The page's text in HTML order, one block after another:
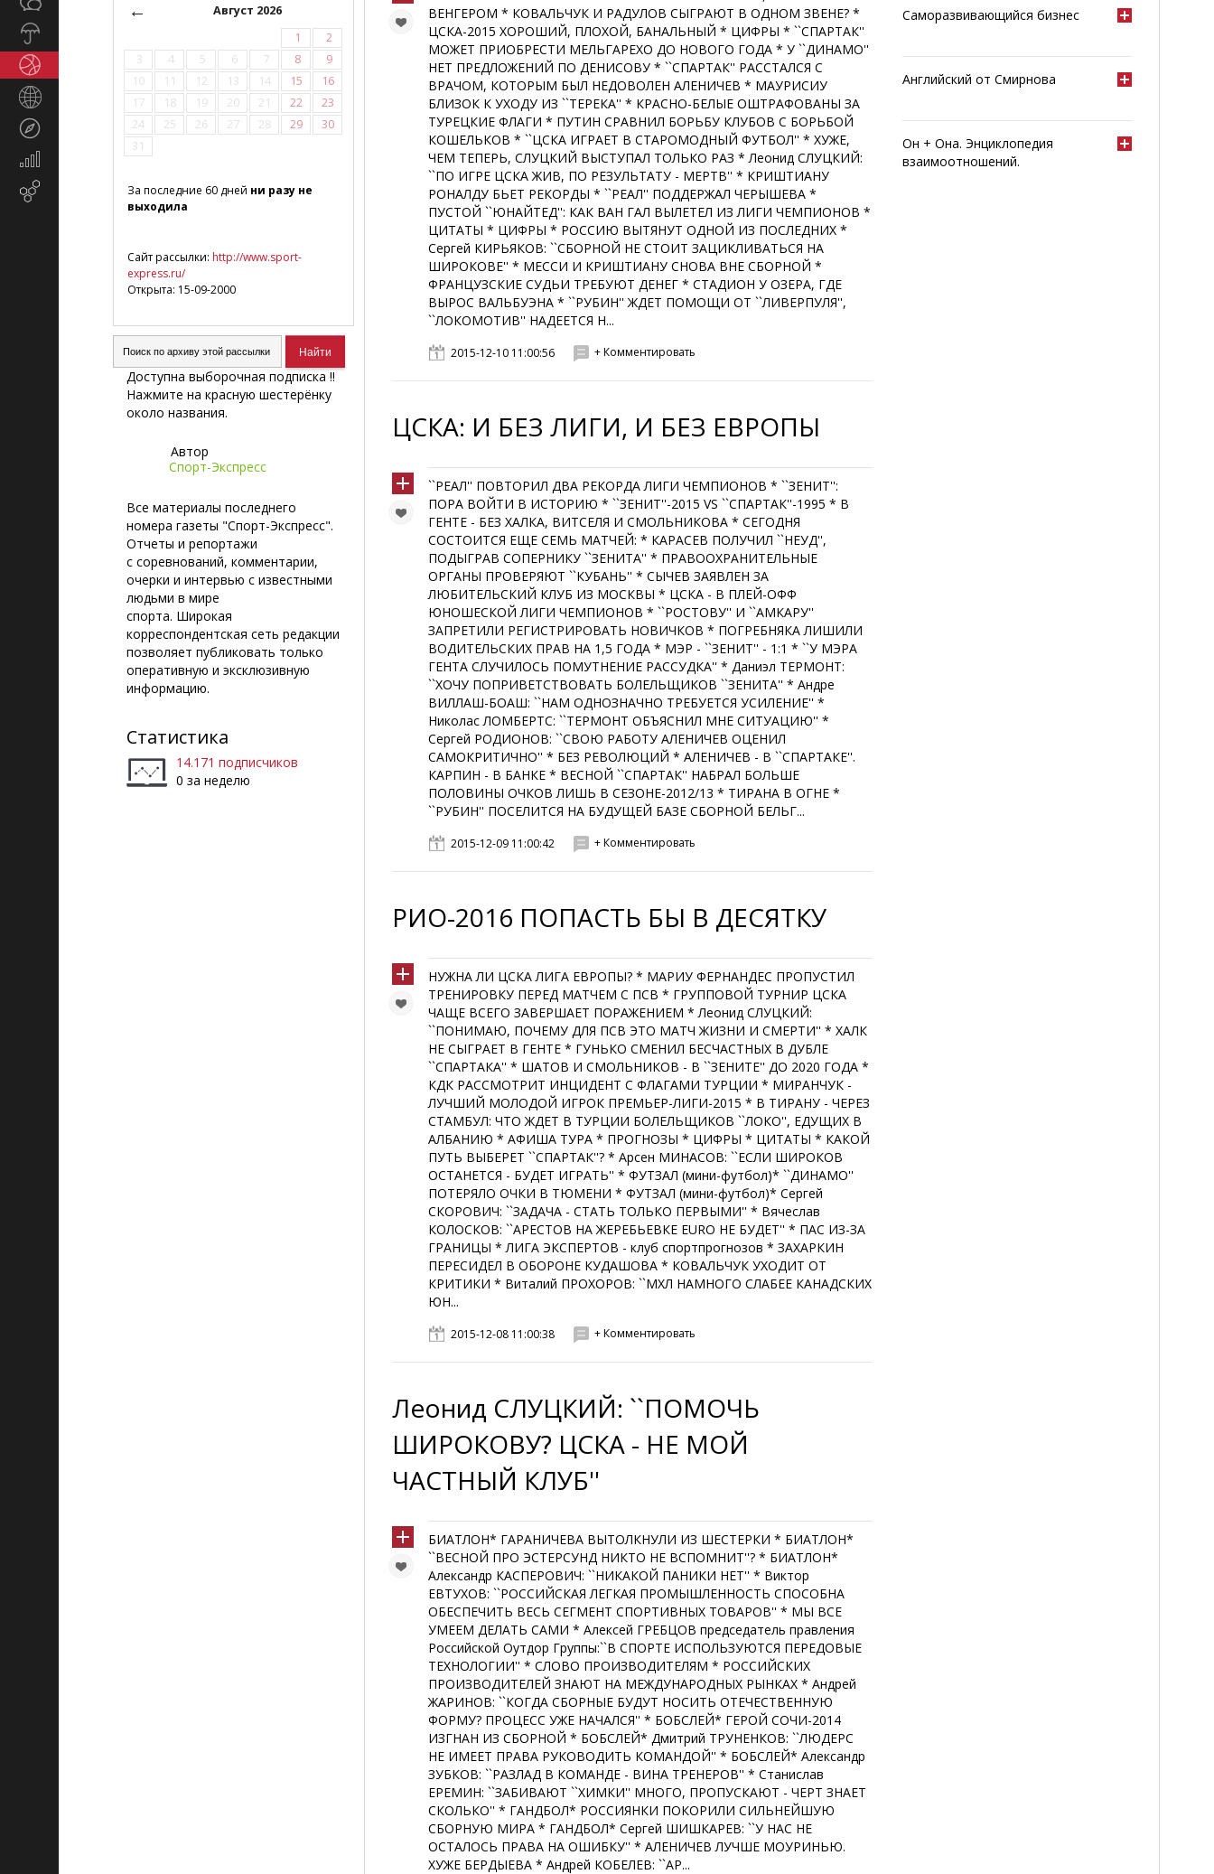
Экономика
маркетинг
←
Август 2026
1
2
3
4 5 6 7 8
9
10
11 12 13 14 15
16
17
18 19 20 21 22
23
24
25 26 27 28 29
30
31
За последние 60 дней ни разу не
выходила
Сайт рассылки: http://www.sport-
express.ru/
Открыта: 15-09-2000
Доступна выборочная подписка !!
Нажмите на красную шестерёнку
около названия.
Автор
Спорт-Экспресс
Все материалы последнего
номера газеты "Спорт-Экспресс".
Отчеты и репортажи
с соревнований, комментарии,
очерки и интервью с известными
людьми в мире
спорта. Широкая
корреспондентская сеть редакции
позволяет публиковать только
оперативную и эксклюзивную
информацию.
Статистика
14.171 подписчиков
0 за неделю
ВЕНГЕРОМ * КОВАЛЬЧУК И РАДУЛОВ СЫГРАЮТ В ОДНОМ ЗВЕНЕ? *
ЦСКА-2015 ХОРОШИЙ, ПЛОХОЙ, БАНАЛЬНЫЙ * ЦИФРЫ * ``СПАРТАК''
МОЖЕТ ПРИОБРЕСТИ МЕЛЬГАРЕХО ДО НОВОГО ГОДА * У ``ДИНАМО''
НЕТ ПРЕДЛОЖЕНИЙ ПО ДЕНИСОВУ * ``СПАРТАК'' РАССТАЛСЯ С
ВРАЧОМ, КОТОРЫМ БЫЛ НЕДОВОЛЕН АЛЕНИЧЕВ * МАУРИСИУ
БЛИЗОК К УХОДУ ИЗ ``ТЕРЕКА'' * КРАСНО-БЕЛЫЕ ОШТРАФОВАНЫ ЗА
ТУРЕЦКИЕ ФЛАГИ * ПУТИН СРАВНИЛ БОРЬБУ КЛУБОВ С БОРЬБОЙ
КОШЕЛЬКОВ * ``ЦСКА ИГРАЕТ В СТАРОМОДНЫЙ ФУТБОЛ'' * ХУЖЕ,
ЧЕМ ТЕПЕРЬ, СЛУЦКИЙ ВЫСТУПАЛ ТОЛЬКО РАЗ * Леонид СЛУЦКИЙ:
``ПО ИГРЕ ЦСКА ЖИВ, ПО РЕЗУЛЬТАТУ - МЕРТВ'' * КРИШТИАНУ
РОНАЛДУ БЬЕТ РЕКОРДЫ * ``РЕАЛ'' ПОДДЕРЖАЛ ЧЕРЫШЕВА *
ПУСТОЙ ``ЮНАЙТЕД'': КАК ВАН ГАЛ ВЫЛЕТЕЛ ИЗ ЛИГИ ЧЕМПИОНОВ *
ЦИТАТЫ * ЦИФРЫ * РОССИЮ ВЫТЯНУТ ОДНОЙ ИЗ ПОСЛЕДНИХ *
Сергей КИРЬЯКОВ: ``СБОРНОЙ НЕ СТОИТ ЗАЦИКЛИВАТЬСЯ НА
ШИРОКОВЕ'' * МЕССИ И КРИШТИАНУ СНОВА ВНЕ СБОРНОЙ *
ФРАНЦУЗСКИЕ СУДЬИ ТРЕБУЮТ ДЕНЕГ * СТАДИОН У ОЗЕРА, ГДЕ
ВЫРОС ВАЛЬБУЭНА * ``РУБИН'' ЖДЕТ ПОМОЩИ ОТ ``ЛИВЕРПУЛЯ'',
``ЛОКОМОТИВ'' НАДЕЕТСЯ Н...
2015-12-10 11:00:56 + Комментировать
ЦСКА: И БЕЗ ЛИГИ, И БЕЗ ЕВРОПЫ
``РЕАЛ'' ПОВТОРИЛ ДВА РЕКОРДА ЛИГИ ЧЕМПИОНОВ * ``ЗЕНИТ'':
ПОРА ВОЙТИ В ИСТОРИЮ * ``ЗЕНИТ''-2015 VS ``СПАРТАК''-1995 * В
ГЕНТЕ - БЕЗ ХАЛКА, ВИТСЕЛЯ И СМОЛЬНИКОВА * СЕГОДНЯ
СОСТОИТСЯ ЕЩЕ СЕМЬ МАТЧЕЙ: * КАРАСЕВ ПОЛУЧИЛ ``НЕУД'',
ПОДЫГРАВ СОПЕРНИКУ ``ЗЕНИТА'' * ПРАВООХРАНИТЕЛЬНЫЕ
ОРГАНЫ ПРОВЕРЯЮТ ``КУБАНЬ'' * СЫЧЕВ ЗАЯВЛЕН ЗА
ЛЮБИТЕЛЬСКИЙ КЛУБ ИЗ МОСКВЫ * ЦСКА - В ПЛЕЙ-ОФФ
ЮНОШЕСКОЙ ЛИГИ ЧЕМПИОНОВ * ``РОСТОВУ'' И ``АМКАРУ''
ЗАПРЕТИЛИ РЕГИСТРИРОВАТЬ НОВИЧКОВ * ПОГРЕБНЯКА ЛИШИЛИ
ВОДИТЕЛЬСКИХ ПРАВ НА 1,5 ГОДА * МЭР - ``ЗЕНИТ'' - 1:1 * ``У МЭРА
ГЕНТА СЛУЧИЛОСЬ ПОМУТНЕНИЕ РАССУДКА'' * Даниэл ТЕРМОНТ:
``ХОЧУ ПОПРИВЕТСТВОВАТЬ БОЛЕЛЬЩИКОВ ``ЗЕНИТА'' * Андре
ВИЛЛАШ-БОАШ: ``НАМ ОДНОЗНАЧНО ТРЕБУЕТСЯ УСИЛЕНИЕ'' *
Николас ЛОМБЕРТС: ``ТЕРМОНТ ОБЪЯСНИЛ МНЕ СИТУАЦИЮ'' *
Сергей РОДИОНОВ: ``СВОЮ РАБОТУ АЛЕНИЧЕВ ОЦЕНИЛ
САМОКРИТИЧНО'' * БЕЗ РЕВОЛЮЦИЙ * АЛЕНИЧЕВ - В ``СПАРТАКЕ''.
КАРПИН - В БАНКЕ * ВЕСНОЙ ``СПАРТАК'' НАБРАЛ БОЛЬШЕ
ПОЛОВИНЫ ОЧКОВ ЛИШЬ В СЕЗОНЕ-2012/13 * ТИРАНА В ОГНЕ *
``РУБИН'' ПОСЕЛИТСЯ НА БУДУЩЕЙ БАЗЕ СБОРНОЙ БЕЛЬГ...
2015-12-09 11:00:42 + Комментировать
РИО-2016 ПОПАСТЬ БЫ В ДЕСЯТКУ
НУЖНА ЛИ ЦСКА ЛИГА ЕВРОПЫ? * МАРИУ ФЕРНАНДЕС ПРОПУСТИЛ
ТРЕНИРОВКУ ПЕРЕД МАТЧЕМ С ПСВ * ГРУППОВОЙ ТУРНИР ЦСКА
ЧАЩЕ ВСЕГО ЗАВЕРШАЕТ ПОРАЖЕНИЕМ * Леонид СЛУЦКИЙ:
``ПОНИМАЮ, ПОЧЕМУ ДЛЯ ПСВ ЭТО МАТЧ ЖИЗНИ И СМЕРТИ'' * ХАЛК
НЕ СЫГРАЕТ В ГЕНТЕ * ГУНЬКО СМЕНИЛ БЕСЧАСТНЫХ В ДУБЛЕ
``СПАРТАКА'' * ШАТОВ И СМОЛЬНИКОВ - В ``ЗЕНИТЕ'' ДО 2020 ГОДА *
КДК РАССМОТРИТ ИНЦИДЕНТ С ФЛАГАМИ ТУРЦИИ * МИРАНЧУК -
ЛУЧШИЙ МОЛОДОЙ ИГРОК ПРЕМЬЕР-ЛИГИ-2015 * В ТИРАНУ - ЧЕРЕЗ
СТАМБУЛ: ЧТО ЖДЕТ В ТУРЦИИ БОЛЕЛЬЩИКОВ ``ЛОКО'', ЕДУЩИХ В
АЛБАНИЮ * АФИША ТУРА * ПРОГНОЗЫ * ЦИФРЫ * ЦИТАТЫ * КАКОЙ
ПУТЬ ВЫБЕРЕТ ``СПАРТАК''? * Арсен МИНАСОВ: ``ЕСЛИ ШИРОКОВ
ОСТАНЕТСЯ - БУДЕТ ИГРАТЬ'' * ФУТЗАЛ (мини-футбол)* ``ДИНАМО''
ПОТЕРЯЛО ОЧКИ В ТЮМЕНИ * ФУТЗАЛ (мини-футбол)* Сергей
СКОРОВИЧ: ``ЗАДАЧА - СТАТЬ ТОЛЬКО ПЕРВЫМИ'' * Вячеслав
КОЛОСКОВ: ``АРЕСТОВ НА ЖЕРЕБЬЕВКЕ EURO НЕ БУДЕТ'' * ПАС ИЗ-ЗА
ГРАНИЦЫ * ЛИГА ЭКСПЕРТОВ - клуб спортпрогнозов * ЗАХАРКИН
ПЕРЕСИДЕЛ В ОБОРОНЕ КУДАШОВА * КОВАЛЬЧУК УХОДИТ ОТ
КРИТИКИ * Виталий ПРОХОРОВ: ``МХЛ НАМНОГО СЛАБЕЕ КАНАДСКИХ
ЮН...
2015-12-08 11:00:38 + Комментировать
Леонид СЛУЦКИЙ: ``ПОМОЧЬ
ШИРОКОВУ? ЦСКА - НЕ МОЙ
ЧАСТНЫЙ КЛУБ''
БИАТЛОН* ГАРАНИЧЕВА ВЫТОЛКНУЛИ ИЗ ШЕСТЕРКИ * БИАТЛОН*
``ВЕСНОЙ ПРО ЭСТЕРСУНД НИКТО НЕ ВСПОМНИТ''? * БИАТЛОН*
Александр КАСПЕРОВИЧ: ``НИКАКОЙ ПАНИКИ НЕТ'' * Виктор
ЕВТУХОВ: ``РОССИЙСКАЯ ЛЕГКАЯ ПРОМЫШЛЕННОСТЬ СПОСОБНА
ОБЕСПЕЧИТЬ ВЕСЬ СЕГМЕНТ СПОРТИВНЫХ ТОВАРОВ'' * МЫ ВСЕ
УМЕЕМ ДЕЛАТЬ САМИ * Алексей ГРЕБЦОВ председатель правления
Российской Оутдор Группы:``В СПОРТЕ ИСПОЛЬЗУЮТСЯ ПЕРЕДОВЫЕ
ТЕХНОЛОГИИ'' * СЛОВО ПРОИЗВОДИТЕЛЯМ * РОССИЙСКИХ
ПРОИЗВОДИТЕЛЕЙ ЗНАЮТ НА МЕЖДУНАРОДНЫХ РЫНКАХ * Андрей
ЖАРИНОВ: ``КОГДА СБОРНЫЕ БУДУТ НОСИТЬ ОТЕЧЕСТВЕННУЮ
ФОРМУ? ПРОЦЕСС УЖЕ НАЧАЛСЯ'' * БОБСЛЕЙ* ГЕРОЙ СОЧИ-2014
ИЗГНАН ИЗ СБОРНОЙ * БОБСЛЕЙ* Дмитрий ТРУНЕНКОВ: ``ЛЮДЕРС
НЕ ИМЕЕТ ПРАВА РУКОВОДИТЬ КОМАНДОЙ'' * БОБСЛЕЙ* Александр
ЗУБКОВ: ``РАЗЛАД В КОМАНДЕ - ВИНА ТРЕНЕРОВ'' * Станислав
ЕРЕМИН: ``ЗАБИВАЮТ ``ХИМКИ'' МНОГО, ПРОПУСКАЮТ - ЧЕРТ ЗНАЕТ
СКОЛЬКО'' * ГАНДБОЛ* РОССИЯНКИ ПОКОРИЛИ СИЛЬНЕЙШУЮ
СБОРНУЮ МИРА * ГАНДБОЛ* Сергей ШИШКАРЕВ: ``У НАС НЕ
ОСТАЛОСЬ ПРАВА НА ОШИБКУ'' * АЛЕНИЧЕВ ЛУЧШЕ МОУРИНЬЮ.
ХУЖЕ БЕРДЫЕВА * Андрей КОБЕЛЕВ: ``АР...
Саморазвивающийся бизнес
Английский от Смирнова
Он + Она. Энциклопедия
взаимоотношений.